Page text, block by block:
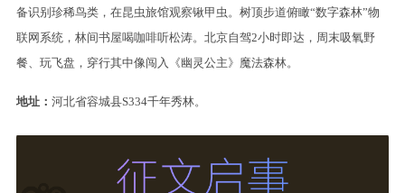
备识别珍稀鸟类，在昆虫旅馆观察锹甲虫。树顶步道俯瞰“数字森林”物
联网系统，林间书屋喝咖啡听松涛。北京自驾2小时即达，周末吸氧野
餐、玩飞盘，穿行其中像闯入《幽灵公主》魔法森林。
地址： 河北省容城县S334千年秀林。